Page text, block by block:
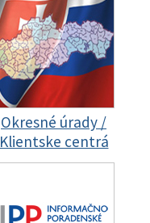
Okresné úrady /
Klientske centrá